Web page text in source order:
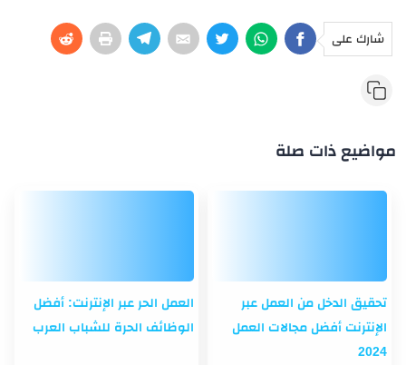
شارك على
مواضيع ذات صلة
تحقيق الدخل من العمل عبر
الإنترنت أفضل مجالات العمل
2024
العمل الحر عبر الإنترنت: أفضل
الوظائف الحرة للشباب العرب